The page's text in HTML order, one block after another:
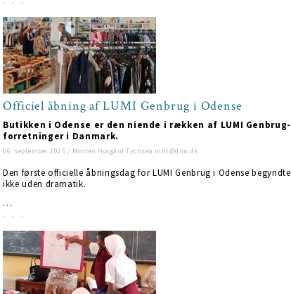
Officiel åbning af LUMI Genbrug i Odense
Butikken i Odense er den niende i rækken af LUMI Genbrug-
forretninger i Danmark.
06. september 2025 / Morten Holgård Tychsen mht@dlm.dk
Den første officielle åbningsdag for LUMI Genbrug i Odense begyndte
ikke uden dramatik.
…